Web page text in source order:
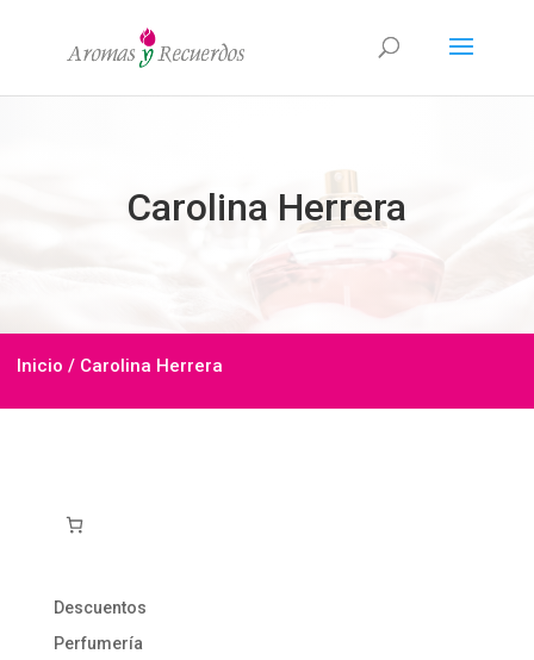
Carolina Herrera
Inicio / Carolina Herrera
Descuentos
Perfumería